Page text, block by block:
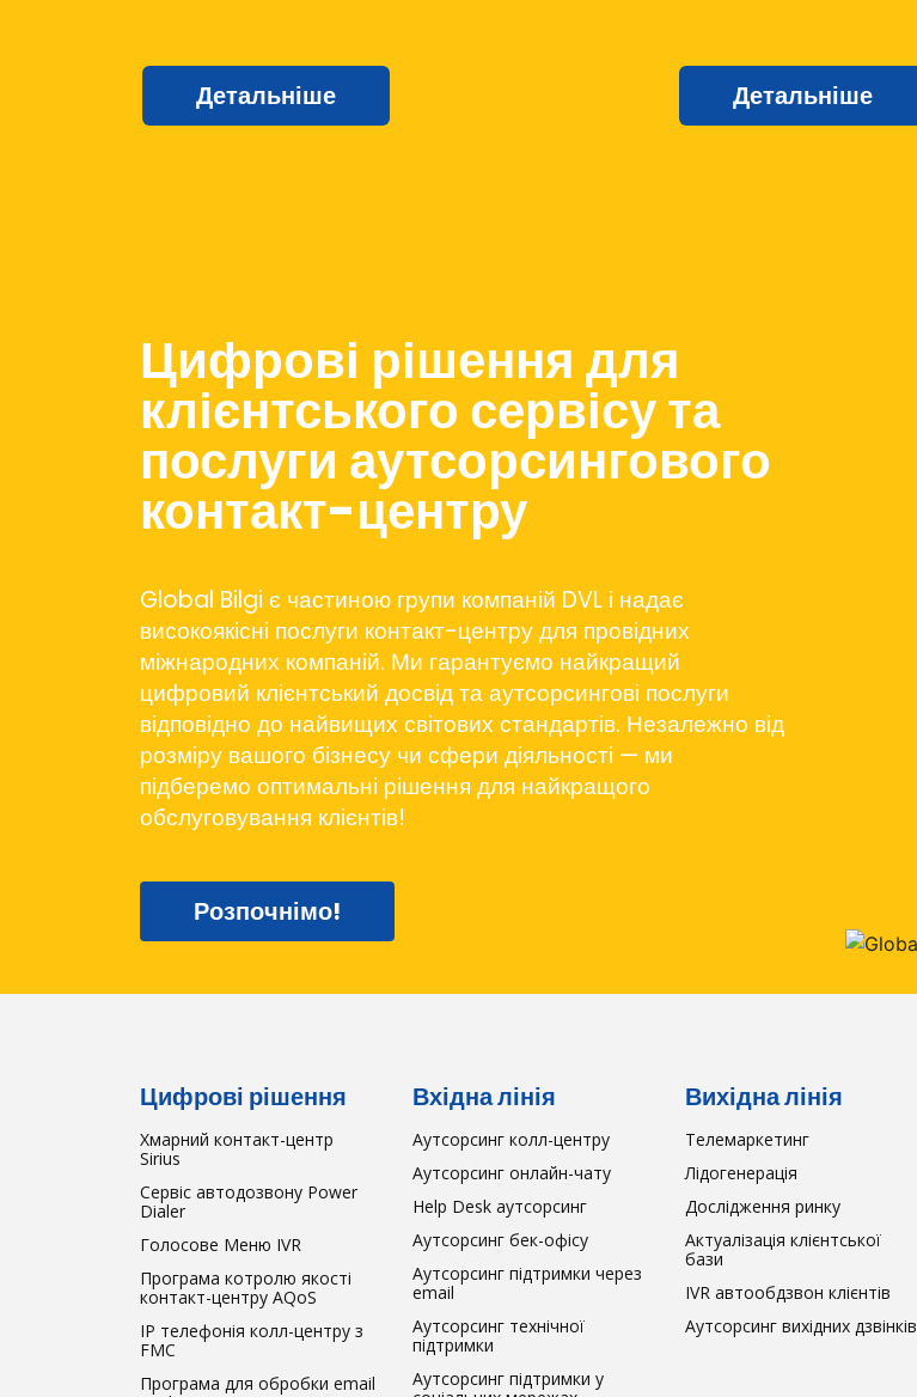
Детальніше Детальніше
Цифрові рішення для
клієнтського сервісу та
послуги аутсорсингового
контакт-центру
Global Bilgi є частиною групи компаній DVL і надає
високоякісні послуги контакт-центру для провідних
міжнародних компаній. Ми гарантуємо найкращий
цифровий клієнтський досвід та аутсорсингові послуги
відповідно до найвищих світових стандартів. Незалежно від
розміру вашого бізнесу чи сфери діяльності — ми
підберемо оптимальні рішення для найкращого
обслуговування клієнтів!
Розпочнімо!
Цифрові рішення
Хмарний контакт-центр
Sirius
Сервіс автодозвону Power
Dialer
Голосове Меню IVR
Програма котролю якості
контакт-центру AQoS
IP телефонія колл-центру з
FMC
Програма для обробки email
Вхідна лінія
Аутсорсинг колл-центру
Аутсорсинг онлайн-чату
Help Desk аутсорсинг
Аутсорсинг бек-офісу
Аутсорсинг підтримки через
email
Аутсорсинг технічної
підтримки
Аутсорсинг підтримки у
Вихідна лінія
Телемаркетинг
Лідогенерація
Дослідження ринку
Актуалізація клієнтської
бази
IVR автообдзвон клієнтів
Аутсорсинг вихідних дзвінків